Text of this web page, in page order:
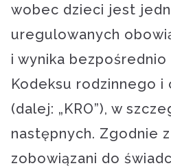
wobec dzieci jest
uregulowanych
i wynika
Kodeksu rodzinnego i
(dalej: „KRO”), w
następnych. Zgodnie
zobowiązani do